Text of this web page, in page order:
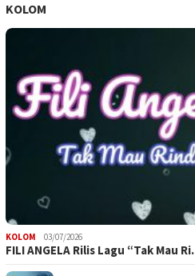
KOLOM
KOLOM 03/07/2026
FILI ANGELA Rilis Lagu “Tak Mau